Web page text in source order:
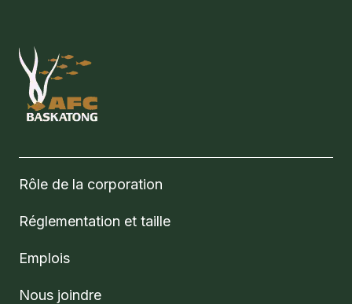
Rôle de la corporation
Réglementation et taille
Emplois
Nous joindre